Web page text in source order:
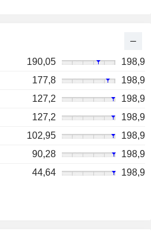
190,05
198,9
177,8
198,9
127,2
198,9
127,2
198,9
102,95
198,9
90,28
198,9
44,64 198,9